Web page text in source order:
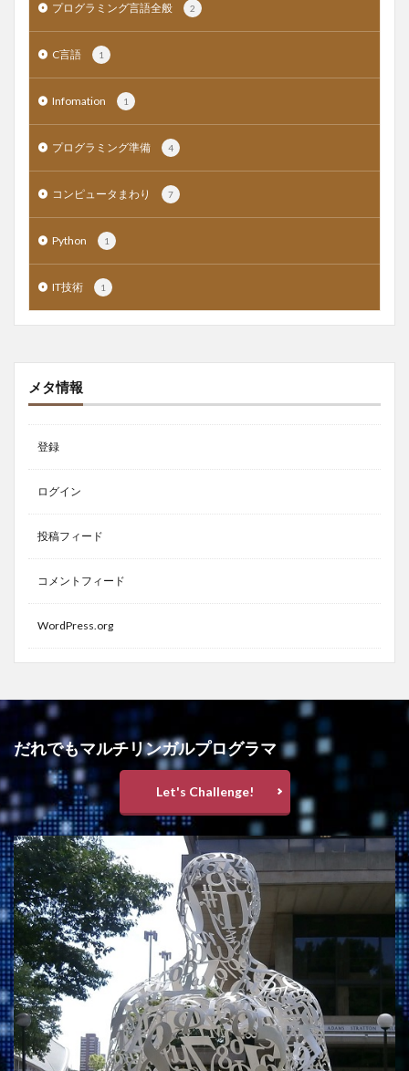
プログラミング言語全般 2
C言語 1
Infomation 1
プログラミング準備 4
コンピュータまわり 7
Python 1
IT技術 1
メタ情報
登録
ログイン
投稿フィード
コメントフィード
WordPress.org
だれでもマルチリンガルプログラマ
Let's Challenge!